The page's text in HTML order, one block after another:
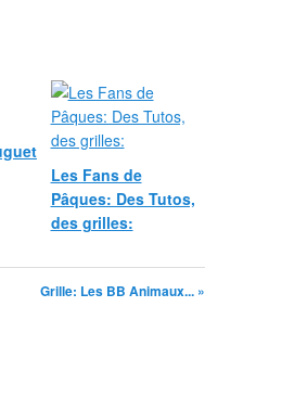
Les Fans de
Pâques: Des Tutos,
des grilles:
Grille: Les BB Animaux... »